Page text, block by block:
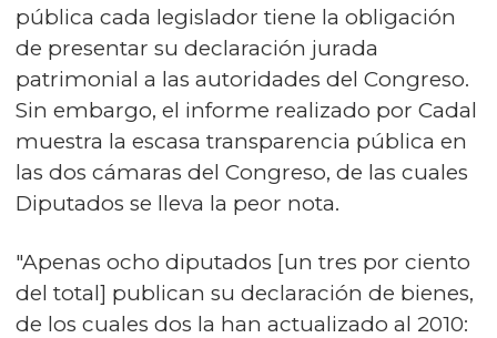
pública cada legislador tiene la obligación
de presentar su declaración jurada
patrimonial a las autoridades del Congreso.
Sin embargo, el informe realizado por Cadal
muestra la escasa transparencia pública en
las dos cámaras del Congreso, de las cuales
Diputados se lleva la peor nota.
"Apenas ocho diputados [un tres por ciento
del total] publican su declaración de bienes,
de los cuales dos la han actualizado al 2010: